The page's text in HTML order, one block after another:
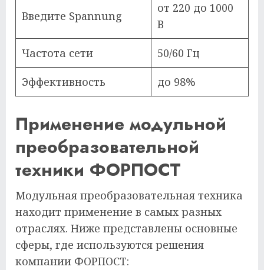
Введите Spannung
от 220 до 1000
В
Частота сети 50/60 Гц
Эффективность до 98%
Применение модульной
преобразовательной
техники ФОРПОСТ
Модульная преобразовательная техника
находит применение в самых разных
отраслях. Ниже представлены основные
сферы, где используются решения
компании ФОРПОСТ: